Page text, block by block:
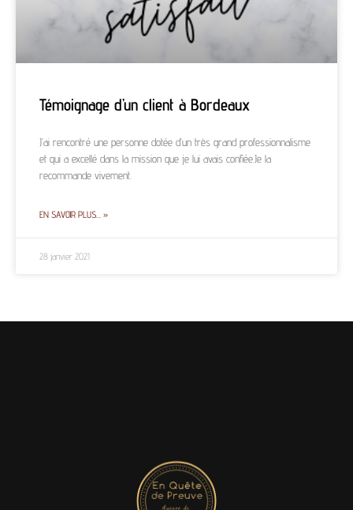
Témoignage d’un client à Bordeaux
J’ai rencontré une personne dotée d’un très grand professionnalisme
et qui a excellé dans la mission que je lui avais confiée.Je la
recommande vivement.
EN SAVOIR PLUS… »
28 janvier 2021